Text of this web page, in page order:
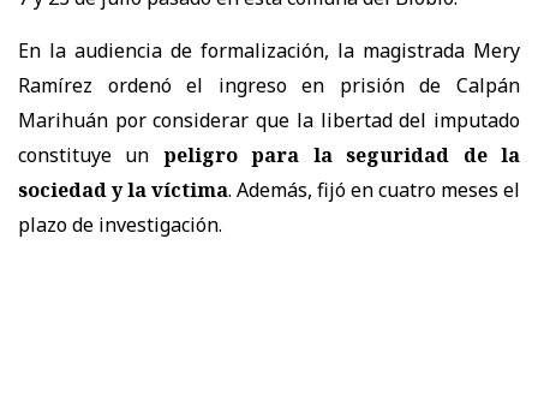
En la audiencia de formalización, la magistrada Mery
Ramírez ordenó el ingreso en prisión de Calpán
Marihuán por considerar que la libertad del imputado
constituye un peligro para la seguridad de la
sociedad y la víctima. Además, fijó en cuatro meses el
plazo de investigación.